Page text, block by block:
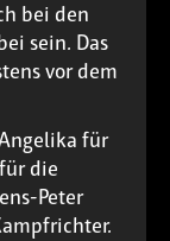
bei den
sein. Das
vor dem
für
die
Peter